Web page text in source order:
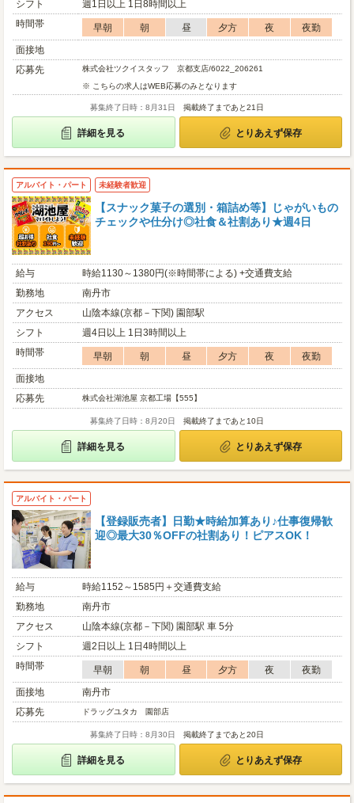
シフト
週1日以上 1日8時間以上
時間帯
早朝 朝 昼 夕方 夜
夜勤
面接地
応募先
株式会社ツクイスタッフ 京都支店/6022_206261
※ こちらの求人はWEB応募のみとなります
募集終了日時：8月31日 掲載終了まであと21日
詳細を見る とりあえず保存
アルバイト・パート 未経験者歓迎
【スナック菓子の選別・箱詰め等】じゃがいもの
チェックや仕分け◎社食＆社割あり★週4日
給与
時給1130～1380円(※時間帯による) +交通費支給
勤務地
南丹市
アクセス
山陰本線(京都－下関) 園部駅
シフト
週4日以上 1日3時間以上
時間帯
早朝 朝 昼 夕方 夜
夜勤
面接地
応募先
株式会社湖池屋 京都工場【555】
募集終了日時：8月20日 掲載終了まであと10日
詳細を見る とりあえず保存
アルバイト・パート
【登録販売者】日勤★時給加算あり♪仕事復帰歓
迎◎最大30％OFFの社割あり！ピアスOK！
給与
時給1152～1585円＋交通費支給
勤務地
南丹市
アクセス
山陰本線(京都－下関) 園部駅 車 5分
シフト
週2日以上 1日4時間以上
時間帯
早朝 朝 昼 夕方 夜
夜勤
面接地
南丹市
応募先
ドラッグユタカ 園部店
募集終了日時：8月30日 掲載終了まであと20日
詳細を見る とりあえず保存